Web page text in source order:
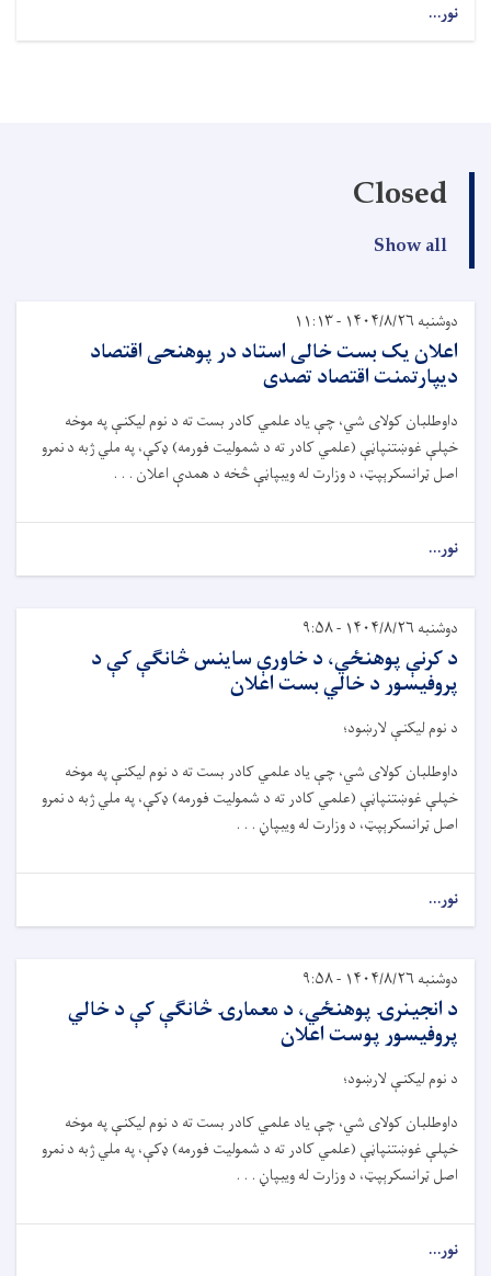
نور...
Closed
Show all
دوشنبه ۱۴۰۴/۸/۲۶ - ۱۱:۱۳
اعلان یک بست خالی استاد در پوهنحی اقتصاد
دیپارتمنت اقتصاد تصدی
داوطلبان کولای شي،چېیاد علمي کادر بست ته د نوم لیکنېپه موخه
خپلې غوښتنپاڼې (علمي کادر ته د شمولیت فورمه)ډکې،په ملي ژبه دنمرو
اصلټرانسکرېپټ، دوزارت له ویبپاڼېڅخه د همدې اعلان . . .
نور...
دوشنبه ۱۴۰۴/۸/۲۶ - ۹:۵۸
د کرنې پوهنځي، د خاورې ساینس څانګې کې د
پروفیسور د خالي بست اعلان
د نوم لیکنېلارښود؛
داوطلبان کولای شي،چېیاد علمي کادر بست ته د نوم لیکنېپه موخه
خپلې غوښتنپاڼې (علمي کادر ته د شمولیت فورمه)ډکې،په ملي ژبه دنمرو
اصلټرانسکرېپټ، دوزارت له ویبپاڼ . . .
نور...
دوشنبه ۱۴۰۴/۸/۲۶ - ۹:۵۸
د انجینرۍ پوهنځي، د معمارۍ څانګې کې د خالي
پروفیسور پوست اعلان
د نوم لیکنېلارښود؛
داوطلبان کولای شي،چېیاد علمي کادر بست ته د نوم لیکنېپه موخه
خپلې غوښتنپاڼې (علمي کادر ته د شمولیت فورمه)ډکې،په ملي ژبه دنمرو
اصلټرانسکرېپټ، دوزارت له ویبپاڼ . . .
نور...